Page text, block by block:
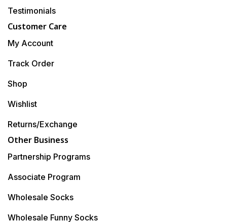
Testimonials
Customer Care
My Account
Track Order
Shop
Wishlist
Returns/Exchange
Other Business
Partnership Programs
Associate Program
Wholesale Socks
Wholesale Funny Socks